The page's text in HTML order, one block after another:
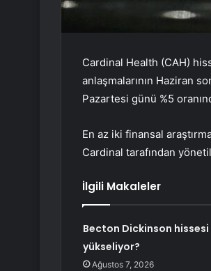
Cardinal Health (CAH)
anlaşmalarının Haziran
Pazartesi günü %5
En az iki finansal
Cardinal tarafından
İlgili Makaleler
Becton Dickinson
yükseliyor?
Ağustos 7, 2026